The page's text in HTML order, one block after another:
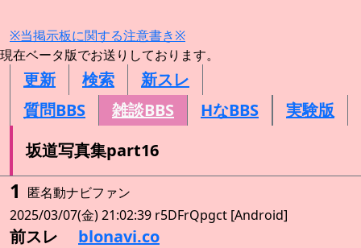
※当掲示板に関する注意書き※
現在ベータ版でお送りしております。
更新 検索
新スレ
質問BBS
雑談BBS HなBBS
実験版
坂道写真集part16
1 匿名動ナビファン
2025/03/07(金) 21:02:39 r5DFrQpgct [Android]
前スレ blonavi.co